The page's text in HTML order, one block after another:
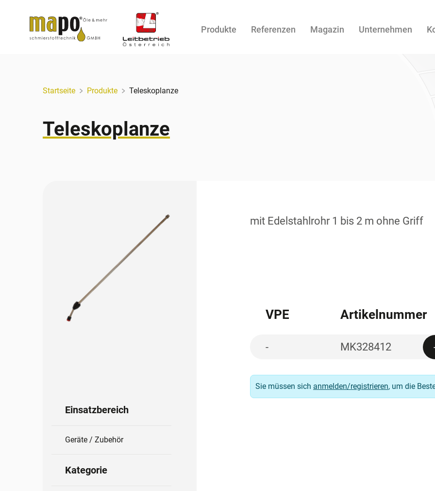
Produkte Referenzen Magazin Unternehmen
Startseite Produkte Teleskoplanze
Teleskoplanze
Einsatzbereich
Geräte / Zubehör
Kategorie
mit Edelstahlrohr 1 bis 2 m ohne Griff
VPE Artikelnummer
- MK328412
Sie müssen sich anmelden/registrieren, um die